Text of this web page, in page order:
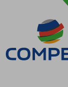
Saltar para o